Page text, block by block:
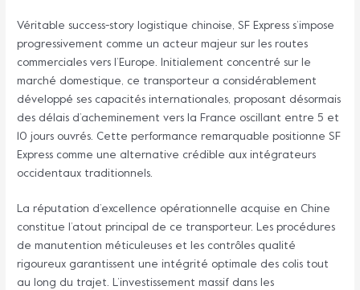
Véritable success-story logistique chinoise, SF Express s’impose
progressivement comme un acteur majeur sur les routes
commerciales vers l’Europe. Initialement concentré sur le
marché domestique, ce transporteur a considérablement
développé ses capacités internationales, proposant désormais
des délais d’acheminement vers la France oscillant entre 5 et
10 jours ouvrés. Cette performance remarquable positionne SF
Express comme une alternative crédible aux intégrateurs
occidentaux traditionnels.
La réputation d’excellence opérationnelle acquise en Chine
constitue l’atout principal de ce transporteur. Les procédures
de manutention méticuleuses et les contrôles qualité
rigoureux garantissent une intégrité optimale des colis tout
au long du trajet. L’investissement massif dans les